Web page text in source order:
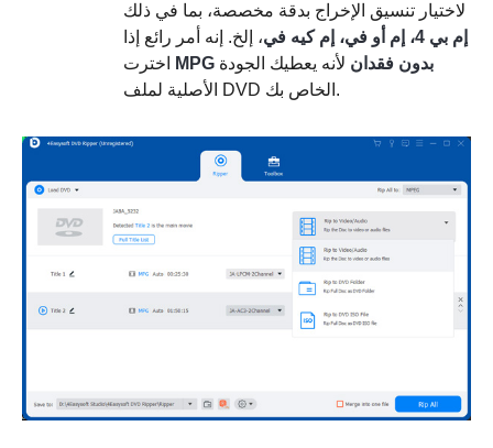
لاختيار تنسيق الإخراج بدقة مخصصة، بما في ذلك
إم بي 4، إم أو في، إم كيه في
، إلخ. إنه أمر رائع إذا
MPG بدون فقدان لأنه يعطيك الجودة
الأصلية لملف DVD الخاص بك.